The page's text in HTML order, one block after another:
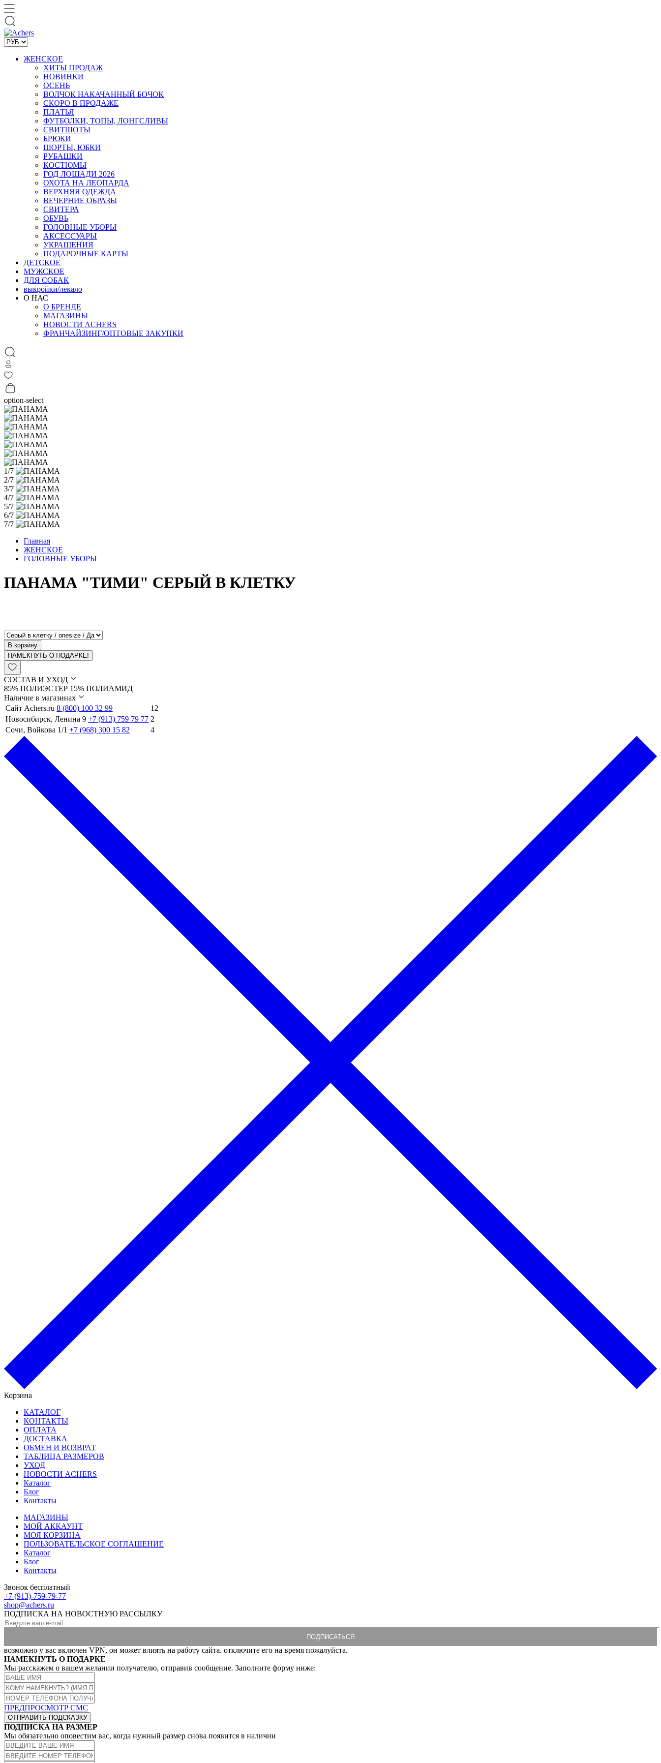
ЖЕНСКОЕ
ХИТЫ ПРОДАЖ
НОВИНКИ
ОСЕНЬ
ВОЛЧОК НАКАЧАННЫЙ БОЧОК
СКОРО В ПРОДАЖЕ
ПЛАТЬЯ
ФУТБОЛКИ, ТОПЫ, ЛОНГСЛИВЫ
СВИТШОТЫ
БРЮКИ
ШОРТЫ, ЮБКИ
РУБАШКИ
КОСТЮМЫ
ГОД ЛОШАДИ 2026
ОХОТА НА ЛЕОПАРДА
ВЕРХНЯЯ ОДЕЖДА
ВЕЧЕРНИЕ ОБРАЗЫ
СВИТЕРА
ОБУВЬ
ГОЛОВНЫЕ УБОРЫ
АКСЕССУАРЫ
УКРАШЕНИЯ
ПОДАРОЧНЫЕ КАРТЫ
ДЕТСКОЕ
МУЖСКОЕ
ДЛЯ СОБАК
выкройки/лекало
О НАС
О БРЕНДЕ
МАГАЗИНЫ
НОВОСТИ ACHERS
ФРАНЧАЙЗИНГ/ОПТОВЫЕ ЗАКУПКИ
option-select
1/7
2/7
3/7
4/7
5/7
6/7
7/7
Главная
ЖЕНСКОЕ
ГОЛОВНЫЕ УБОРЫ
ПАНАМА "ТИМИ" СЕРЫЙ В КЛЕТКУ
В корзину
НАМЕКНУТЬ О ПОДАРКЕ!
СОСТАВ И УХОД
85% ПОЛИЭСТЕР 15% ПОЛИАМИД
Наличие в магазинах
Сайт Achers.ru 8 (800) 100 32 99
12
Новосибирск, Ленина 9 +7 (913) 759 79 77 2
Сочи, Войкова 1/1 +7 (968) 300 15 82 4
Корзина
КАТАЛОГ
КОНТАКТЫ
ОПЛАТА
ДОСТАВКА
ОБМЕН И ВОЗВРАТ
ТАБЛИЦА РАЗМЕРОВ
УХОД
НОВОСТИ ACHERS
Каталог
Блог
Контакты
МАГАЗИНЫ
МОЙ АККАУНТ
МОЯ КОРЗИНА
ПОЛЬЗОВАТЕЛЬСКОЕ СОГЛАШЕНИЕ
Каталог
Блог
Контакты
Звонок бесплатный
+7 (913)-759-79-77
shop@achers.ru
ПОДПИСКА НА НОВОСТНУЮ РАССЫЛКУ
возможно у вас включен VPN, он может влиять на работу сайта. отключите его на время пожалуйста.
НАМЕКНУТЬ О ПОДАРКЕ
Мы расскажем о вашем желании получателю, отправив сообщение. Заполните форму ниже:
ПРЕДПРОСМОТР СМС
ОТПРАВИТЬ ПОДСКАЗКУ
ПОДПИСКА НА РАЗМЕР
Мы обязательно оповестим вас, когда нужный размер снова появится в наличии